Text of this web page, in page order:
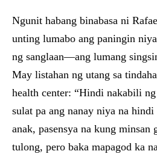
Ngunit habang binabasa ni
unting lumabo ang paningin
ng sanglaan—ang lumang
May listahan ng utang sa
health center: “Hindi nakabili
sulat pa ang nanay niya na hindi
anak, pasensya na kung
tulong, pero baka mapagod ka